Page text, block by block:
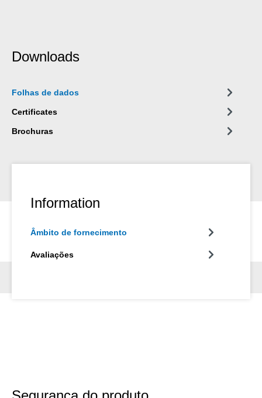
Downloads
Folhas de dados
Certificates
Brochuras
Information
Âmbito de fornecimento
Avaliações